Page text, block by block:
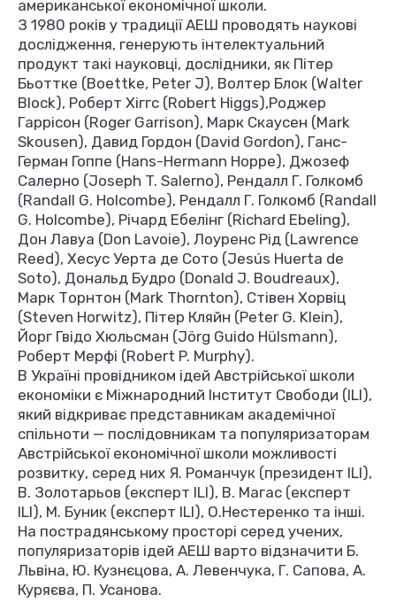
американської економічної школи.
З 1980 років у традиції АЕШ проводять наукові
дослідження, генерують інтелектуальний
продукт такі науковці, дослідники, як Пітер
Бьоттке (Boettke, Peter J), Волтер Блок (Walter
Block), Роберт Хіггс (Robert Higgs),Роджер
Гаррісон (Roger Garrison), Марк Скаусен (Mark
Skousen), Давид Гордон (David Gordon), Ганс-
Герман Гоппе (Hans-Hermann Hoppe), Джозеф
Салерно (Joseph T. Salerno), Рендалл Г. Голкомб
(Randall G. Holcombe), Рендалл Г. Голкомб (Randall
G. Holcombe), Річард Ебелінг (Richard Ebeling),
Дон Лавуа (Don Lavoie), Лоуренс Рід (Lawrence
Reed), Хесус Уерта де Сото (Jesús Huerta de
Soto), Дональд Будро (Donald J. Boudreaux),
Марк Торнтон (Mark Thornton), Стівен Хорвіц
(Steven Horwitz), Пітер Кляйн (Peter G. Klein),
Йорг Гвідо Хюльсман (Jörg Guido Hülsmann),
Роберт Мерфі (Robert P. Murphy).
В Україні провідником ідей Австрійської школи
економіки є Міжнародний Інститут Свободи (ILI),
який відкриває представникам академічної
спільноти — послідовникам та популяризаторам
Австрійської економічної школи можливості
розвитку, серед них Я. Романчук (президент ILI),
В. Золотарьов (експерт ILI), В. Магас (експерт
ILI), М. Буник (експерт ILI), О.Нестеренко та інші.
На пострадянському просторі серед учених,
популяризаторів ідей АЕШ варто відзначити Б.
Львіна, Ю. Кузнєцова, А. Левенчука, Г. Сапова, А.
Куряєва, П. Усанова.